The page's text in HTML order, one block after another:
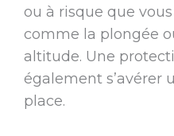
ou à risque que
comme la plongée
altitude. Une
également s’avérer
place.